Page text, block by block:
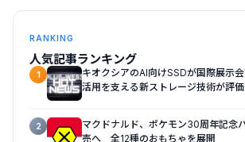
RANKING
人気記事ランキング
1
キオクシアのAI向けSSDが国際展示
活用を支える新ストレージ技術が評価
2
マクドナルド、ポケモン30周年記念
売へ 全12種のおもちゃを展開